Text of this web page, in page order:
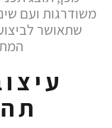
משודרגות ועם
שתאושר